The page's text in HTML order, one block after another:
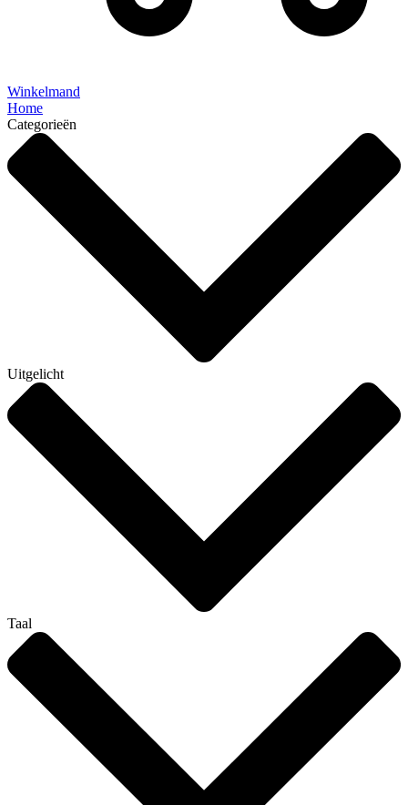
Winkelmand
Home
Categorieën
Uitgelicht
Taal